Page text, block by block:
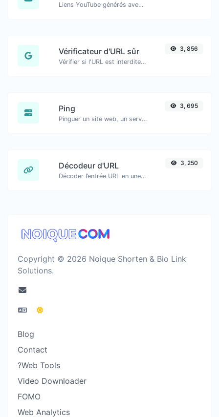
Liens YouTube générés avec horodatage exact, utile pour les utilisateurs mobiles.
Vérificateur d'URL sûr
Vérifier si l'URL est interdite et marquée comme sûre/non sûre par Google.
3, 856
Ping
Pinguer un site web, un serveur ou un port…
3, 695
Décodeur d'URL
Décoder l’entrée URL en une chaîne normale.
3, 250
Copyright © 2026 Noique Shorten & Bio Link
Solutions.
Blog
Contact
?Web Tools
Video Downloader
FOMO
Web Analytics